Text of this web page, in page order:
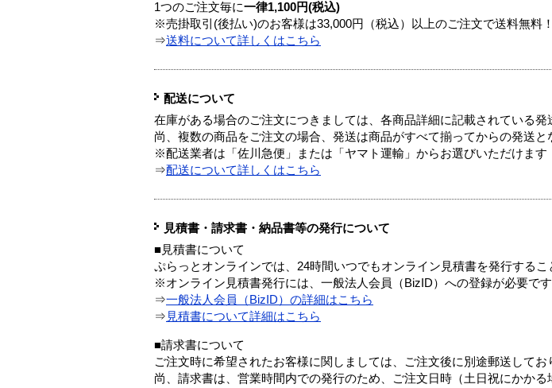
1つのご注文毎に一律1,100円(税込)
※売掛取引(後払い)のお客様は33,000円（税込）以上のご注文で送料無料！
⇒送料について詳しくはこちら
配送について
在庫がある場合のご注文につきましては、各商品詳細に記載されている発
尚、複数の商品をご注文の場合、発送は商品がすべて揃ってからの発送と
※配送業者は「佐川急便」または「ヤマト運輸」からお選びいただけます
⇒配送について詳しくはこちら
見積書・請求書・納品書等の発行について
■見積書について
ぷらっとオンラインでは、24時間いつでもオンライン見積書を発行するこ
※オンライン見積書発行には、一般法人会員（BizID）への登録が必要です
⇒一般法人会員（BizID）の詳細はこちら
⇒ 見積書について詳細はこちら
■請求書について
ご注文時に希望されたお客様に関しましては、ご注文後に別途郵送してお
尚、請求書は、営業時間内での発行のため、ご注文日時（土日祝にかか